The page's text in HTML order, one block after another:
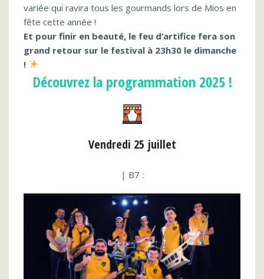
variée qui ravira tous les gourmands lors de Mios en
fête cette année !
Et pour finir en beauté, le feu d’artifice fera son
grand retour sur le festival à 23h30 le dimanche
!
Découvrez la programmation 2025 !
Vendredi 25 juillet
| B7 :